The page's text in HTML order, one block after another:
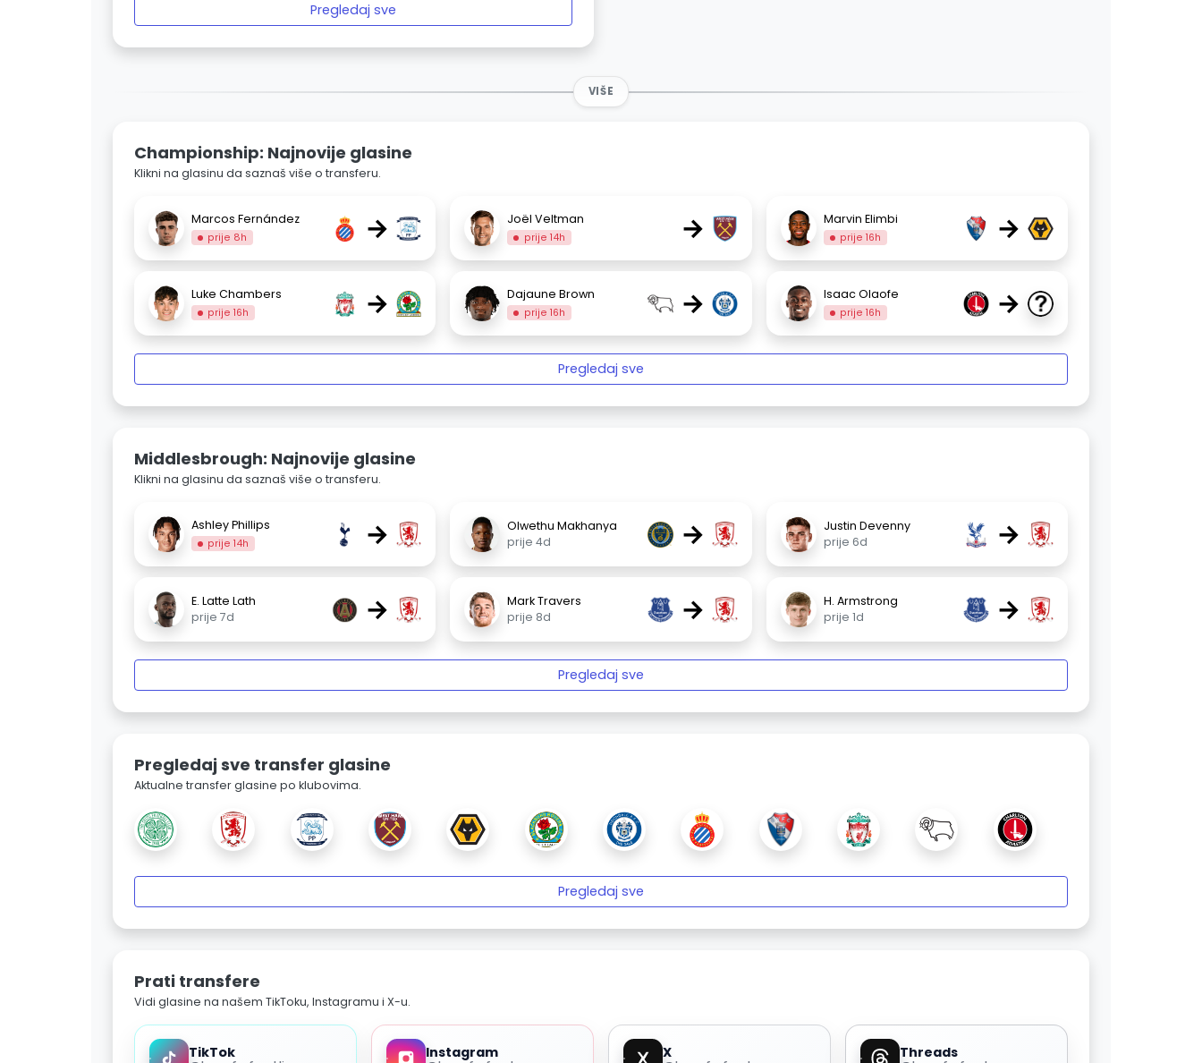
Pregledaj sve
VIŠE
Championship: Najnovije glasine
Klikni na glasinu da saznaš više o transferu.
Marcos Fernández
prije 8h → Joël Veltman
prije 14h → Marvin Elimbi
prije 16h →
Luke Chambers
prije 16h → Dajaune Brown
prije 16h → Isaac Olaofe
prije 16h →
Pregledaj sve
Middlesbrough: Najnovije glasine
Klikni na glasinu da saznaš više o transferu.
Ashley Phillips
prije 14h →
Olwethu Makhanya
prije 4d
→
Justin Devenny
prije 6d
→
E. Latte Lath
prije 7d
→
Mark Travers
prije 8d
→
H. Armstrong
prije 1d
→
Pregledaj sve
Pregledaj sve transfer glasine
Aktualne transfer glasine po klubovima.
Pregledaj sve
Prati transfere
Vidi glasine na našem TikToku, Instagramu i X-u.
TikTok Instagram X Threads